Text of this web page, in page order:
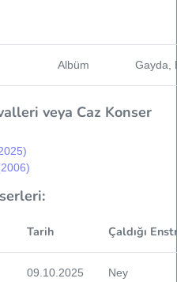
Albüm Gayda,
veya Caz Konser
Tarih Çaldığı
09.10.2025 Ney